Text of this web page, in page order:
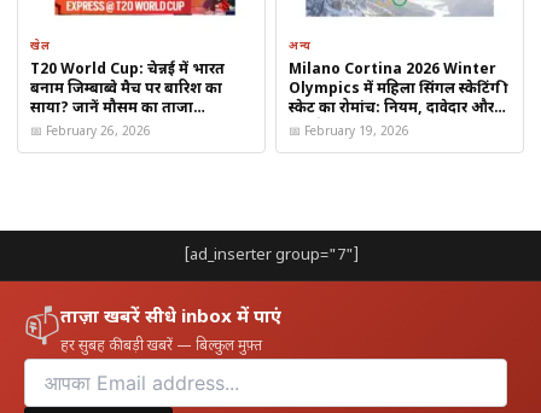
खेल
T20 World Cup: चेन्नई में भारत
बनाम जिम्बाब्वे मैच पर बारिश का
साया? जानें मौसम का ताजा
पूर्वानुमान
📅 February 26, 2026
अन्य
Milano Cortina 2026 Winter
Olympics में महिला सिंगल स्केटिंग फ्री
स्केट का रोमांच: नियम, दावेदार और
पूरा शेड्यूल जानें
📅 February 19, 2026
[ad_inserter group="7"]
📫ताज़ा खबरें सीधे inbox में पाएं
हर सुबह की बड़ी खबरें — बिल्कुल मुफ़्त